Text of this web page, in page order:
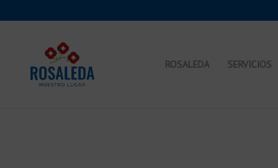
ROSALEDA SERVICIOS